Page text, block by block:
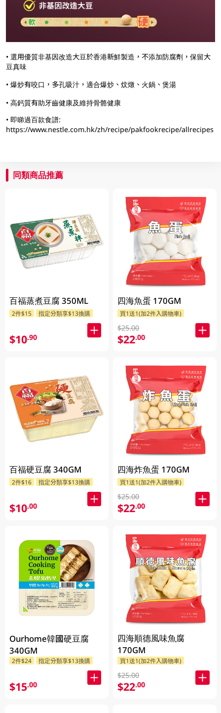
• 選用優質非基因改造大豆於香港新鮮製造，不添加防腐劑，保留大
豆真味
• 爆炒有咬口，多孔吸汁，適合爆炒、炆燉、火鍋、煲湯
• 高鈣質有助牙齒健康及維持骨骼健康
• 即睇過百款食譜:
https://www.nestle.com.hk/zh/recipe/pakfookrecipe/allrecipes
同類商品推薦
百福蒸煮豆腐 350ML
2件$15 指定分類享$13換購
$10.90
百福硬豆腐 340GM
2件$16 指定分類享$13換購
$10.00
Ourhome韓國硬豆腐
340GM
2件$24 指定分類享$13換購
$15.00
四海魚蛋 170GM
買1送1(加2件入購物車)
$25.00
$22.00
四海炸魚蛋 170GM
買1送1(加2件入購物車)
$25.00
$22.00
四海順德風味魚腐
170GM
買1送1(加2件入購物車)
$25.00
$22.00